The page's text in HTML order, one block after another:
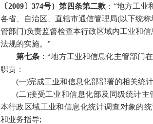
〔2009〕374号）第四条第二款：“地方工业
各省、自治区、直辖市通信管理局(以下统
管部门)负责监督检查本行政区域内工业和信
法规的实施。”
第七条 ：“地方工业和信息化主管部门
职责：
(一)完成工业和信息化部部署的相关统
(二)接受工业和信息化部及同级统计主
本行政区域工业和信息化统计调查对象的
和业务指导;